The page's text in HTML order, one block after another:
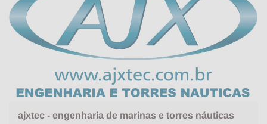
ajxtec - engenharia de marinas e torres náuticas